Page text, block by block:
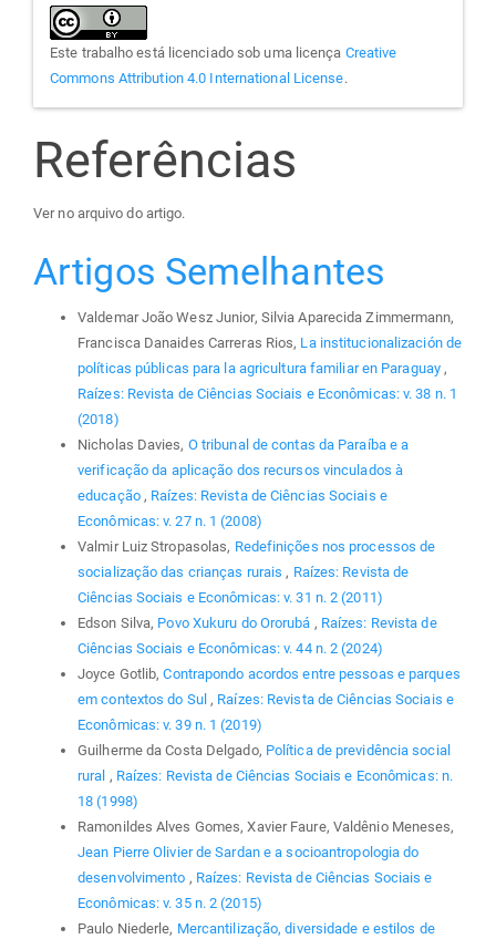
Este trabalho está licenciado sob uma licença Creative
Commons Attribution 4.0 International License.
Referências
Ver no arquivo do artigo.
Artigos Semelhantes
Valdemar João Wesz Junior, Silvia Aparecida Zimmermann,
Francisca Danaides Carreras Rios, La institucionalización de
políticas públicas para la agricultura familiar en Paraguay,
Raízes: Revista de Ciências Sociais e Econômicas: v. 38 n. 1
(2018)
Nicholas Davies, O tribunal de contas da Paraíba e a
verificação da aplicação dos recursos vinculados à
educação , Raízes: Revista de Ciências Sociais e
Econômicas: v. 27 n. 1 (2008)
Valmir Luiz Stropasolas, Redefinições nos processos de
socialização das crianças rurais, Raízes: Revista de
Ciências Sociais e Econômicas: v. 31 n. 2 (2011)
Edson Silva, Povo Xukuru do Ororubá , Raízes: Revista de
Ciências Sociais e Econômicas: v. 44 n. 2 (2024)
Joyce Gotlib,Contrapondo acordos entre pessoas e parques
em contextos do Sul , Raízes: Revista de Ciências Sociais e
Econômicas: v. 39 n. 1 (2019)
Guilherme da Costa Delgado, Política de previdência social
rural , Raízes: Revista de Ciências Sociais e Econômicas: n.
18 (1998)
Ramonildes Alves Gomes, Xavier Faure, Valdênio Meneses,
Jean Pierre Olivier de Sardan e a socioantropologia do
desenvolvimento , Raízes: Revista de Ciências Sociais e
Econômicas: v. 35 n. 2 (2015)
Paulo Niederle, Mercantilização, diversidade e estilos de